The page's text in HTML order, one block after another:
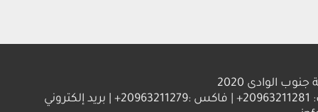
2020
العنوان : جامعة جنوب الوادي 83523 قنا - جمهورية مصر العربية | ت: 20963211281+ | فاكس :20963211279+ | بريد إلكتروني